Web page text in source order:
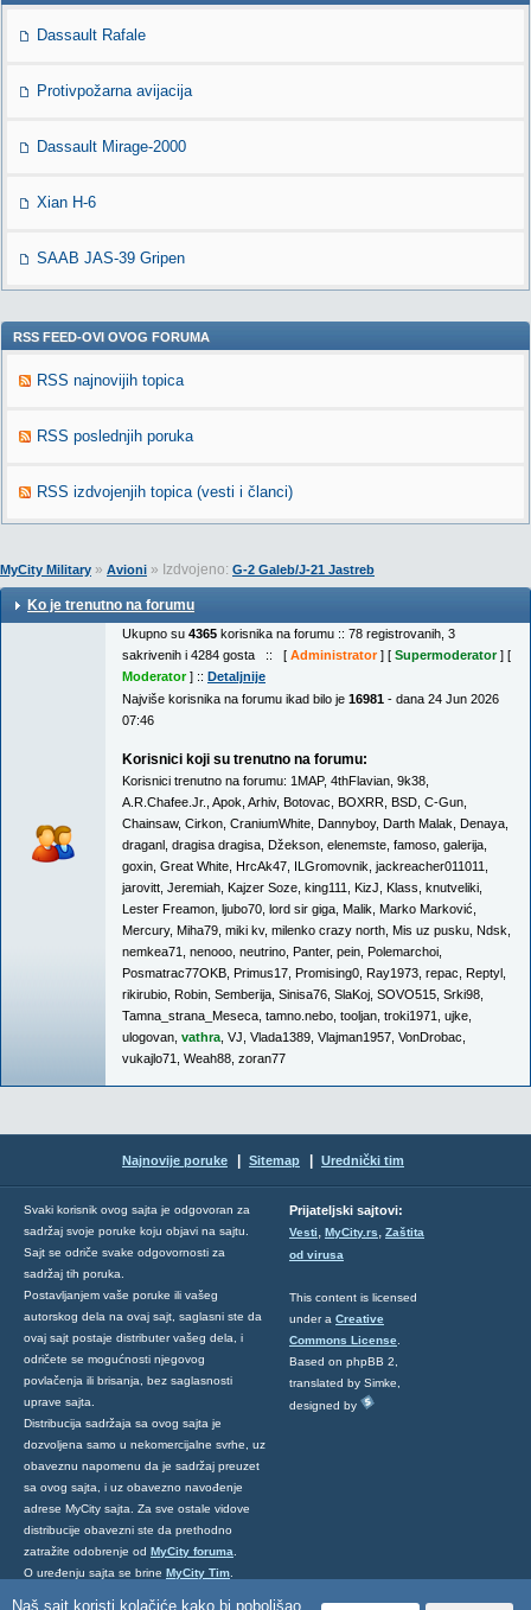
Naš sajt koristi kolačiće kako bi poboljšao
Dassault Rafale
Protivpožarna avijacija
Dassault Mirage-2000
Xian H-6
SAAB JAS-39 Gripen
RSS FEED-OVI OVOG FORUMA
RSS najnovijih topica
RSS poslednjih poruka
RSS izdvojenjih topica (vesti i članci)
MyCity Military » Avioni » Izdvojeno: G-2 Galeb/J-21 Jastreb
Ko je trenutno na forumu
Ukupno su 4365 korisnika na forumu :: 78 registrovanih, 3
sakrivenih i 4284 gosta :: [ Administrator] [ Supermoderator] [
Moderator] :: Detaljnije
Najviše korisnika na forumu ikad bilo je 16981 - dana 24 Jun 2026
07:46
Korisnici koji su trenutno na forumu:
Korisnici trenutno na forumu: 1MAP, 4thFlavian 9k38
A.R.Chafee.Jr. Apok Arhiv, Botovac BOXRR BSD C-Gun
Chainsaw, Cirkon CraniumWhite Dannyboy, Darth Malak Denaya
draganl dragisa dragisa Džekson elenemste famoso galerija
goxin Great White HrcAk47 ILGromovnik jackreacher011011
jarovitt Jeremiah Kajzer Soze king111 KizJ Klass knutveliki
Lester Freamon ljubo70 lord sir giga Malik Marko Marković
Mercury, Miha79 miki kv, milenko crazy north Mis uz pusku Ndsk
nemkea71
nenooo neutrino Panter, pein Polemarchoi
Posmatrac77OKB Primus17 Promising0 Ray1973 repac Reptyl
rikirubio Robin Semberija Sinisa76 SlaKoj SOVO515 Srki98
Tamna_strana_Meseca tamno.nebo tooljan troki1971 ujke
ulogovan vathra VJ Vlada1389 Vlajman1957 VonDrobac
vukajlo71
Weah88 zoran77
Najnovije poruke Sitemap Urednički tim
Svaki korisnik ovog sajta je odgovoran za
sadržaj svoje poruke koju objavi na sajtu.
Sajt se odriče svake odgovornosti za
sadržaj tih poruka.
Postavljanjem vaše poruke ili vašeg
autorskog dela na ovaj sajt, saglasni ste da
ovaj sajt postaje distributer vašeg dela, i
odričete se mogućnosti njegovog
povlačenja ili brisanja, bez saglasnosti
uprave sajta.
Distribucija sadržaja sa ovog sajta je
dozvoljena samo u nekomercijalne svrhe, uz
obaveznu napomenu da je sadržaj preuzet
sa ovog sajta, i uz obavezno navođenje
adrese MyCity sajta. Za sve ostale vidove
distribucije obavezni ste da prethodno
zatražite odobrenje od MyCity foruma
O uređenju sajta se brine MyCity Tim
Prijateljski sajtovi:
Vesti, MyCity.rs, Zaštita
od virusa
This content is licensed
under a Creative
Commons License
Based on phpBB 2,
translated by Simke,
designed by